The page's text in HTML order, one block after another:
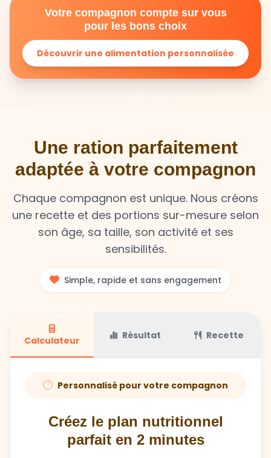
Votre compagnon compte sur vous
pour les bons choix
Découvrir une alimentation personnalisée
Une ration parfaitement
adaptée à votre compagnon
Chaque compagnon est unique. Nous créons
une recette et des portions sur-mesure selon
son âge, sa taille, son activité et ses
sensibilités.
Simple, rapide et sans engagement
Calculateur Résultat Recette
Personnalisé pour votre compagnon
Créez le plan nutritionnel
parfait en 2 minutes